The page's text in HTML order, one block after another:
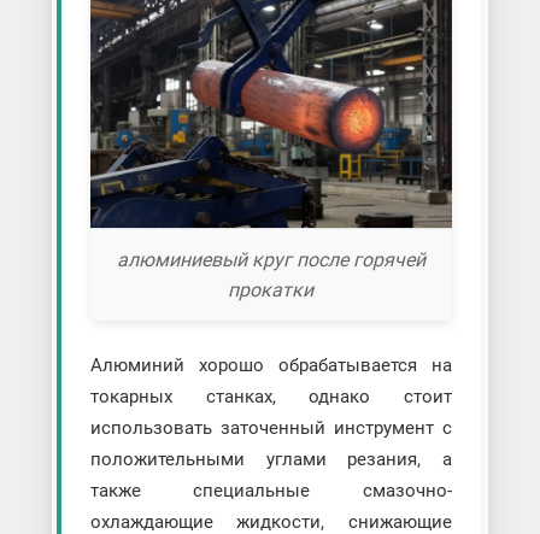
алюминиевый круг после горячей
прокатки
Алюминий хорошо обрабатывается на
токарных станках, однако стоит
использовать заточенный инструмент с
положительными углами резания, а
также специальные смазочно-
охлаждающие жидкости, снижающие